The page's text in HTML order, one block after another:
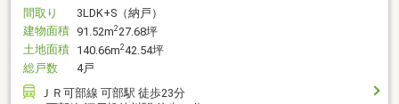
間取り
3LDK+S（納戸）
建物面積 91.52m227.68坪
土地面積 140.66m242.54坪
総戸数
4戸
ＪＲ可部線 可部駅 徒歩23分